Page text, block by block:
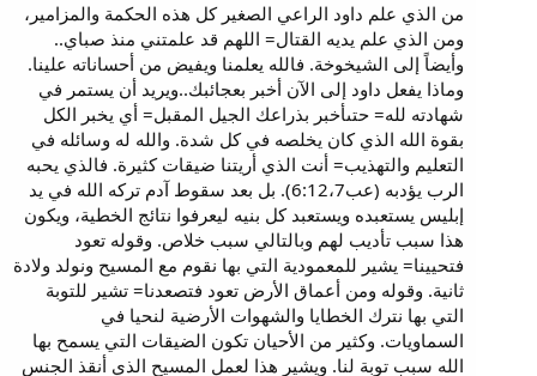
من الذي علم داود الراعي الصغير كل هذه الحكمة والمزامير،
ومن الذي علم يديه القتال= اللهم قد علمتني منذ صباي..
وأيضاً إلى الشيخوخة. فالله يعلمنا ويفيض من أحساناته علينا.
وماذا يفعل داود إلى الآن أخبر بعجائبك..ويريد أن يستمر في
شهادته لله= حتىأخبر بذراعك الجيل المقبل= أي يخبر الكل
بقوة الله الذي كان يخلصه في كل شدة. والله له وسائله في
التعليم والتهذيب= أنت الذي أريتنا ضيقات كثيرة. فالذي يحبه
الرب يؤدبه (عب6:12،7). بل بعد سقوط آدم تركه الله في يد
إبليس يستعبده ويستعبد كل بنيه ليعرفوا نتائج الخطية، ويكون
هذا سبب تأديب لهم وبالتالي سبب خلاص. وقوله تعود
فتحيينا= يشير للمعمودية التي بها نقوم مع المسيح ونولد ولادة
ثانية. وقوله ومن أعماق الأرض تعود فتصعدنا= تشير للتوبة
التي بها نترك الخطايا والشهوات الأرضية لنحيا في
السماويات. وكثير من الأحيان تكون الضيقات التي يسمح بها
الله سبب توبة لنا. ويشير هذا لعمل المسيح الذي أنقذ الجنس